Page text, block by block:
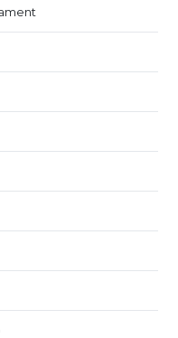
pozelor.
o consultanta